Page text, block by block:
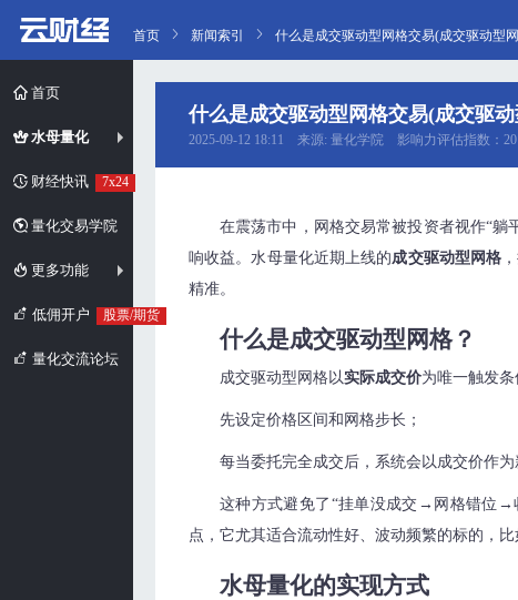
首页
水母量化
财经快讯 7x24
量化交易学院
更多功能
低佣开户 股票/期货
量化交流论坛
首页 新闻索引 什么是成交驱动型网格交易(成交驱动型
什么是成交驱动型网格交易(成交驱
2025-09-12 18:11 来源: 量化学院 影响力评估指数：20
在震荡市中，网格交易常被投资者视作“躺
响收益。水母量化近期上线的成交驱动型网格
精准。
什么是成交驱动型网格？
成交驱动型网格以实际成交价为唯一触发条
先设定价格区间和网格步长；
每当委托完全成交后，系统会以成交价作
这种方式避免了“挂单没成交→网格错位→
点，它尤其适合流动性好、波动频繁的标的，
水母量化的实现方式